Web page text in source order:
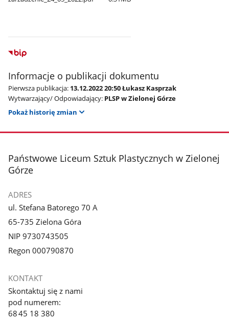
Informacje o publikacji dokumentu
Pierwsza publikacja: 13.12.2022 20:50 Łukasz Kasprzak
Wytwarzający/ Odpowiadający: PLSP w Zielonej Górze
Pokaż historię zmian
stopka
Państwowe Liceum Sztuk Plastycznych w Zielonej
Górze
ADRES
ul. Stefana Batorego 70 A
65-735 Zielona Góra
NIP 9730743505
Regon 000790870
KONTAKT
Skontaktuj się z nami
pod numerem:
68 45 18 380